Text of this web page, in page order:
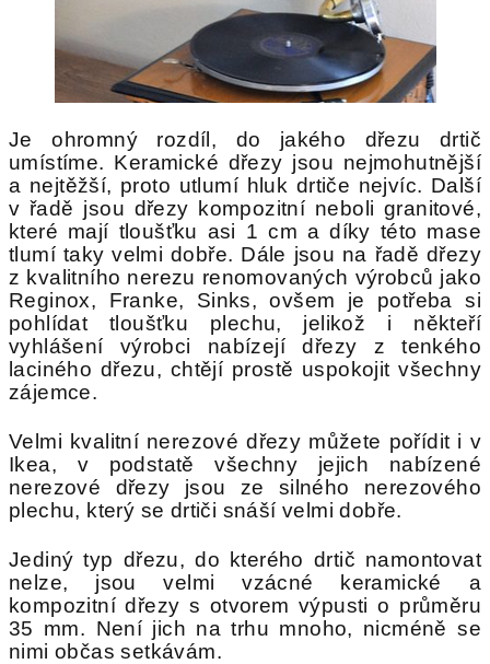
Je ohromný rozdíl, do jakého dřezu drtič
umístíme. Keramické dřezy jsou nejmohutnější
a nejtěžší, proto utlumí hluk drtiče nejvíc. Další
v řadě jsou dřezy kompozitní neboli granitové,
které mají tloušťku asi 1 cm a díky této mase
tlumí taky velmi dobře. Dále jsou na řadě dřezy
z kvalitního nerezu renomovaných výrobců jako
Reginox, Franke, Sinks, ovšem je potřeba si
pohlídat tloušťku plechu, jelikož i někteří
vyhlášení výrobci nabízejí dřezy z tenkého
laciného dřezu, chtějí prostě uspokojit všechny
zájemce.
Velmi kvalitní nerezové dřezy můžete pořídit i v
Ikea, v podstatě všechny jejich nabízené
nerezové dřezy jsou ze silného nerezového
plechu, který se drtiči snáší velmi dobře.
Jediný typ dřezu, do kterého drtič namontovat
nelze, jsou velmi vzácné keramické a
kompozitní dřezy s otvorem výpusti o průměru
35 mm. Není jich na trhu mnoho, nicméně se
nimi občas setkávám.